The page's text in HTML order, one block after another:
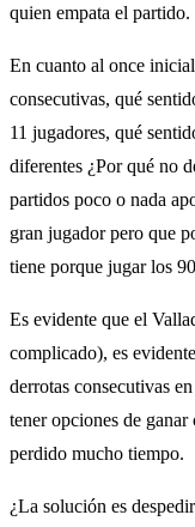
quien empata el partido.
En cuanto al once
consecutivas, qué
11 jugadores, qué
diferentes ¿Por qué no
partidos poco o nada
gran jugador pero que
tiene porque jugar los
Es evidente que el
complicado), es
derrotas consecutivas
tener opciones de
perdido mucho tiempo.
¿La solución es